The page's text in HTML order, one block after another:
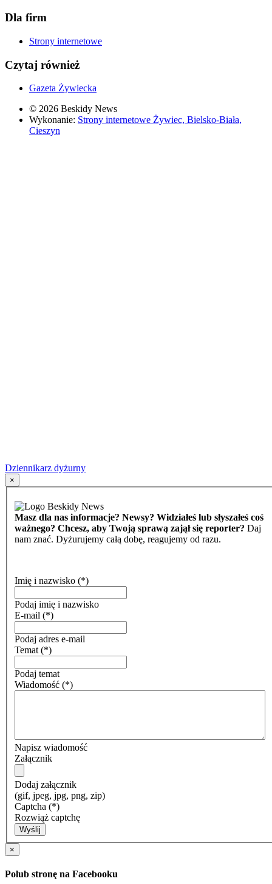
Dla firm
Strony internetowe
Czytaj również
Gazeta Żywiecka
© 2026 Beskidy News
Wykonanie: Strony internetowe Żywiec, Bielsko-Biała,
Cieszyn
Dziennikarz dyżurny
×
Masz dla nas informacje? Newsy? Widziałeś lub słyszałeś coś
ważnego? Chcesz, aby Twoją sprawą zajął się reporter? Daj
nam znać. Dyżurujemy całą dobę, reagujemy od razu.
Imię i nazwisko (*)
Podaj imię i nazwisko
E-mail (*)
Podaj adres e-mail
Temat (*)
Podaj temat
Wiadomość (*)
Napisz wiadomość
Załącznik
Dodaj załącznik
(gif, jpeg, jpg, png, zip)
Captcha (*)
Rozwiąż captchę
Wyślij
×
Polub stronę na Facebooku